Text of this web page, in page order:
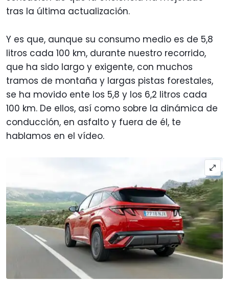
tras la última actualización.
Y es que, aunque su consumo medio es de 5,8
litros cada 100 km, durante nuestro recorrido,
que ha sido largo y exigente, con muchos
tramos de montaña y largas pistas forestales,
se ha movido ente los 5,8 y los 6,2 litros cada
100 km. De ellos, así como sobre la dinámica de
conducción, en asfalto y fuera de él, te
hablamos en el vídeo.